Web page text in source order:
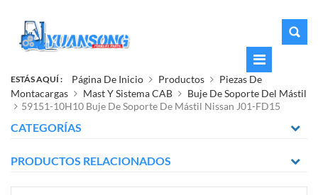
ESTÁS AQUÍ : Página De Inicio Productos
Piezas De
Montacargas
Mast Y Sistema CAB
Buje De Soporte Del Mástil
59151-10H10 Buje De Soporte De Mástil Nissan J01-FD15
CATEGORÍAS
PRODUCTOS RELACIONADOS